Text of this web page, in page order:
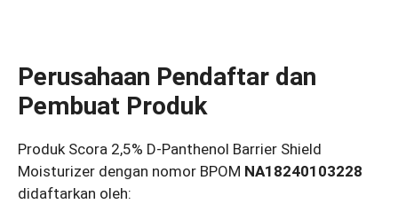
Perusahaan Pendaftar dan
Pembuat Produk
Produk Scora 2,5% D-Panthenol Barrier Shield
Moisturizer dengan nomor BPOM NA18240103228
didaftarkan oleh: